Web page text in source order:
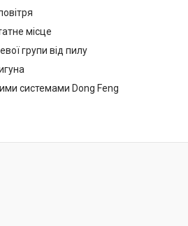
місце
групи від пилу
системами Dong Feng